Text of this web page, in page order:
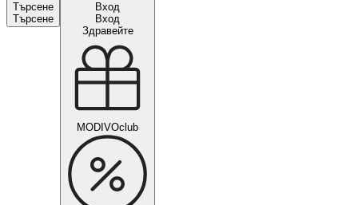
Търсене
Търсене
Вход
Вход
Здравейте
MODIVOclub